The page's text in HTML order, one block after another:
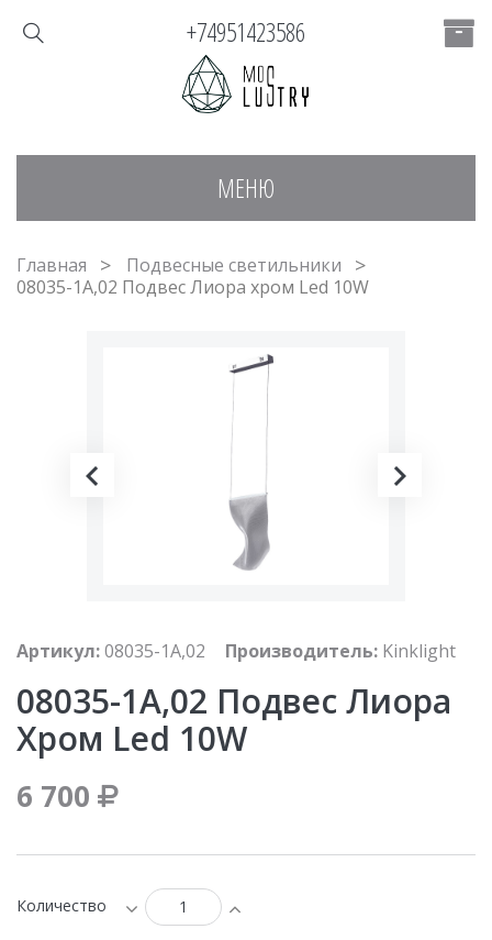
МЕНЮ
+74951423586
Главная
Подвесные светильники
08035-1A,02 Подвес Лиора хром Led 10W
Артикул:08035-1A,02 Производитель: Kinklight
08035-1A,02 Подвес Лиора
Хром Led 10W
6 700
Количество